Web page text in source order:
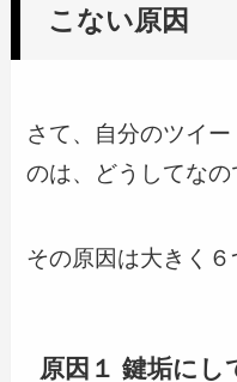
こない原因
さて、自分のツイ
のは、どうしてなの
その原因は大きく６
原因１ 鍵垢にし